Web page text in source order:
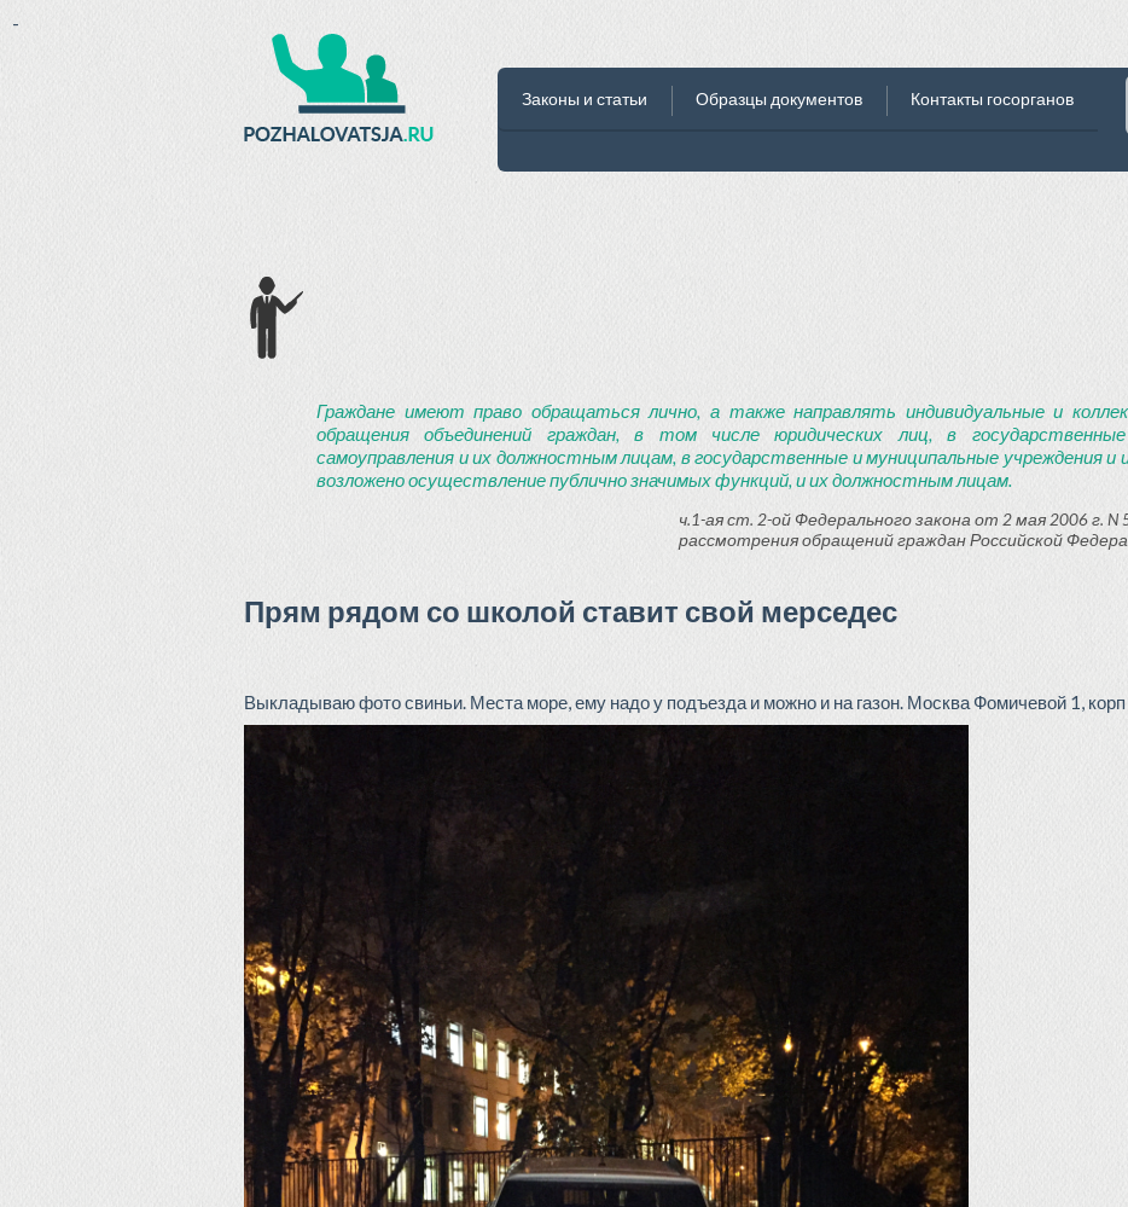
Законы и статьи Образцы документов Контакты госорганов
Граждане имеют право обращаться лично, а также направлять индивидуальные и
обращения объединений граждан, в том числе юридических лиц, в
самоуправления и их должностным лицам, в государственные и муниципальные учреждения и
возложено осуществление публично значимых функций, и их должностным лицам.
ч.1-ая ст. 2-ой Федерального закона от 2 мая 2006 г.
рассмотрения обращений граждан Российской
Прям рядом со школой ставит свой мерседес
Выкладываю фото свиньи. Места море, ему надо у подъезда и можно и на газон. Москва Фомичевой 1,
-